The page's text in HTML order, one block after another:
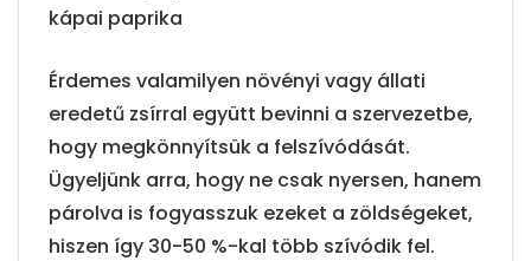
kápai paprika
Érdemes valamilyen növényi vagy állati
eredetű zsírral együtt bevinni a szervezetbe,
hogy megkönnyítsük a felszívódását.
Ügyeljünk arra, hogy ne csak nyersen, hanem
párolva is fogyasszuk ezeket a zöldségeket,
hiszen így 30-50 %-kal több szívódik fel.